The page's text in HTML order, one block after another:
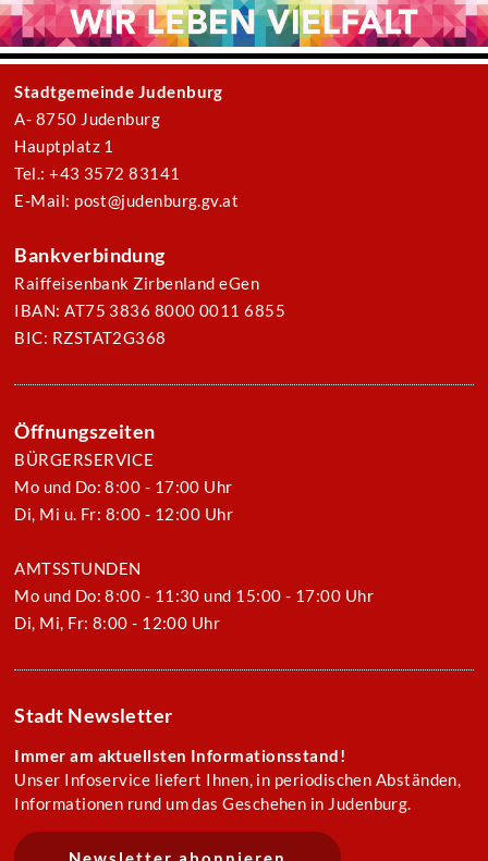
Stadtgemeinde Judenburg
A- 8750 Judenburg
Hauptplatz 1
Tel.: +43 3572 83141
E-Mail: post@judenburg.gv.at
Bankverbindung
Raiffeisenbank Zirbenland eGen
IBAN: AT75 3836 8000 0011 6855
BIC: RZSTAT2G368
Öffnungszeiten
BÜRGERSERVICE
Mo und Do: 8:00 - 17:00 Uhr
Di, Mi u. Fr: 8:00 - 12:00 Uhr
AMTSSTUNDEN
Mo und Do: 8:00 - 11:30 und 15:00 - 17:00 Uhr
Di, Mi, Fr: 8:00 - 12:00 Uhr
Stadt Newsletter
Immer am aktuellsten Informationsstand!
Unser Infoservice liefert Ihnen, in periodischen Abständen,
Informationen rund um das Geschehen in Judenburg.